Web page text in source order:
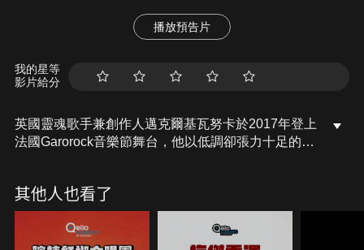
播放預告片
我的星等
影片給分
英國靈魂歌手兼創作人邁克爾基瓦努卡於2017年登上
法國Garorock音樂節舞台，他以低調卻張力十足的演
《Falling》等，呈現出他兼具現代感與深度的音樂語
彙。
其他人也看了